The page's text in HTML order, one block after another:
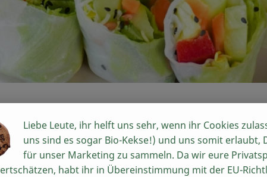
Küche. Sie bestehen aus einer frischen
Liebe Leute, ihr helft uns sehr, wenn ihr Cookies
uns sind es sogar Bio-Kekse!) und uns somit erlaubt,
für unser Marketing zu sammeln. Da wir eure
habt ihr in Übereinstimmung mit der EU-